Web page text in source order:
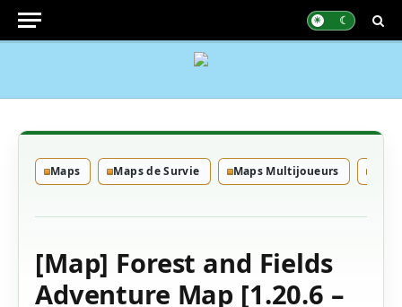
Maps Maps de Survie Maps Multijoueurs
[Map] Forest and Fields
Adventure Map [1.20.6 –